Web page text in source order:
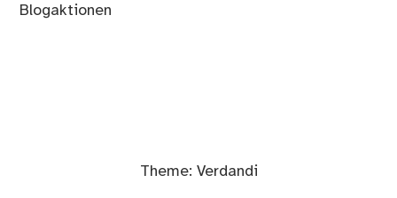
Blogaktionen
Theme: Verdandi